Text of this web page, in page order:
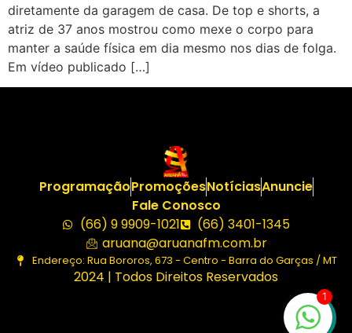
diretamente da garagem de casa. De top e shorts, a
atriz de 37 anos mostrou como mexe o corpo para
manter a saúde física em dia mesmo nos dias de folga.
Em vídeo publicado […]
ProgramaçãoPromoçõesNotíciasAnuncie
Fale Conosco
(66) 9 9909-1021
(66) 3401-1345
aruana@aruanafm.com.br
Endereço: Rua Bororos, 673 - Centro - Barra do Garças / MT
2024 | Todos Direitos Reservados
1